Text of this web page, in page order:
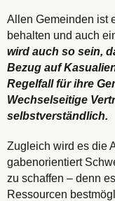
Allen Gemeinden ist
behalten und auch
wird auch so sein,
Bezug auf
Regelfall für ihre
Wechselseitige
selbstverständlich.
Zugleich wird es die
gabenorientiert
zu schaffen – denn
Ressourcen